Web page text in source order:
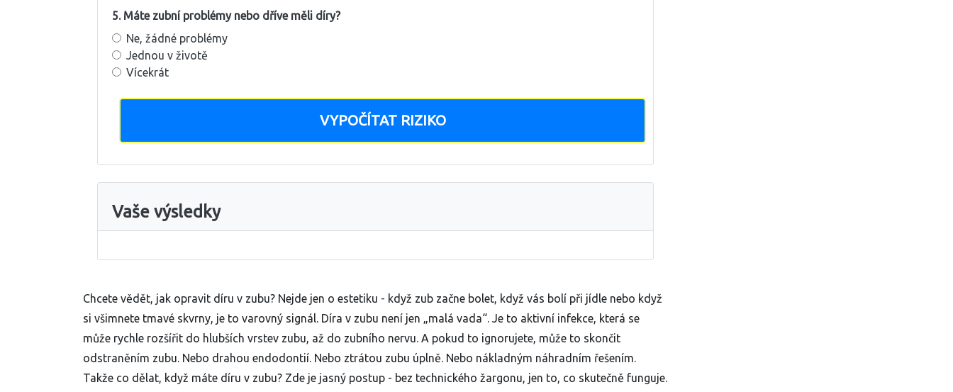
5. Máte zubní problémy nebo dříve měli díry?
Ne, žádné problémy
Jednou v životě
Vícekrát
VYPOČÍTAT RIZIKO
Vaše výsledky
Chcete vědět, jak opravit díru v zubu? Nejde jen o estetiku - když zub začne bolet, když vás bolí při jídle nebo když
si všimnete tmavé skvrny, je to varovný signál. Díra v zubu není jen „malá vada“. Je to aktivní infekce, která se
může rychle rozšířit do hlubších vrstev zubu, až do zubního nervu. A pokud to ignorujete, může to skončit
odstraněním zubu. Nebo drahou endodontií. Nebo ztrátou zubu úplně. Nebo nákladným náhradním řešením.
Takže co dělat, když máte díru v zubu? Zde je jasný postup - bez technického žargonu, jen to, co skutečně funguje.